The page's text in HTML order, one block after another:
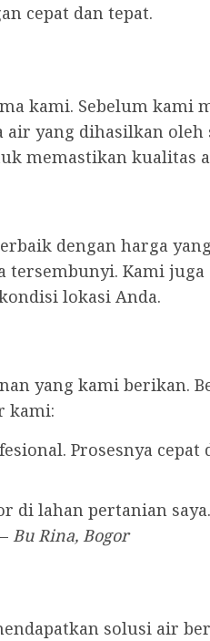
cepat dan tepat.
kami. Sebelum kami
yang dihasilkan
memastikan kualitas
dengan harga
tersembunyi. Kami
lokasi Anda.
yang kami berikan.
kami:
Prosesnya
di lahan pertanian
Bu Rina, Bogor
solusi air